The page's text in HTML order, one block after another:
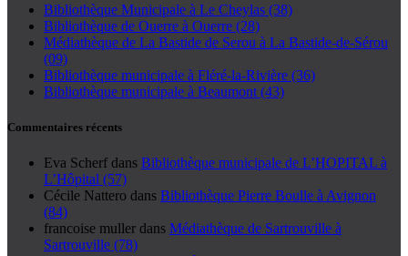
Bibliothèque Municipale à Le Cheylas (38)
Bibliothèque de Ouerre à Ouerre (28)
Médiathèque de La Bastide de Serou à La Bastide-de-Sérou
(09)
Bibliothèque municipale à Fléré-la-Rivière (36)
Bibliothèque municipale à Beaumont (43)
Commentaires récents
Eva Scherf dans Bibliothèque municipale de L’HOPITAL à
L’Hôpital (57)
Cécile Nattero dans Bibliothèque Pierre Boulle à Avignon
(84)
francoise muller dans Médiathèque de Sartrouville à
Sartrouville (78)